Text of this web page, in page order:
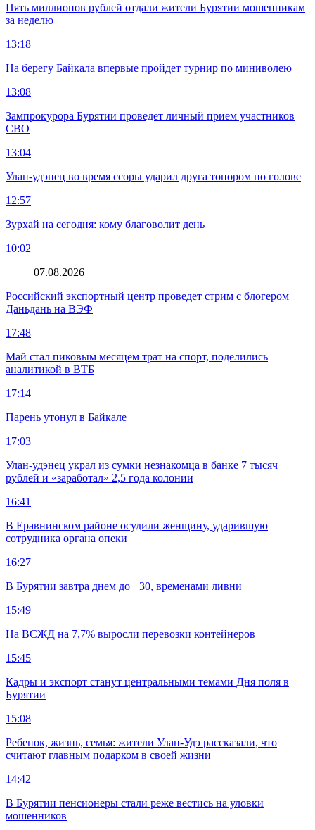
Пять миллионов рублей отдали жители Бурятии мошенникам
за неделю
13:18
На берегу Байкала впервые пройдет турнир по миниволею
13:08
Зампрокурора Бурятии проведет личный прием участников
СВО
13:04
Улан-удэнец во время ссоры ударил друга топором по голове
12:57
Зурхай на сегодня: кому благоволит день
10:02
07.08.2026
Российский экспортный центр проведет стрим с блогером
Даньдань на ВЭФ
17:48
Май стал пиковым месяцем трат на спорт, поделились
аналитикой в ВТБ
17:14
Парень утонул в Байкале
17:03
Улан-удэнец украл из сумки незнакомца в банке 7 тысяч
рублей и «заработал» 2,5 года колонии
16:41
В Еравнинском районе осудили женщину, ударившую
сотрудника органа опеки
16:27
В Бурятии завтра днем до +30, временами ливни
15:49
На ВСЖД на 7,7% выросли перевозки контейнеров
15:45
Кадры и экспорт станут центральными темами Дня поля в
Бурятии
15:08
Ребенок, жизнь, семья: жители Улан-Удэ рассказали, что
считают главным подарком в своей жизни
14:42
В Бурятии пенсионеры стали реже вестись на уловки
мошенников